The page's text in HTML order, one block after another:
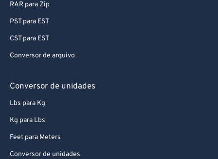
RAR para Zip
PST para EST
CST para EST
Conversor de arquivo
Conversor de unidades
Lbs para Kg
Kg para Lbs
Feet para Meters
Conversor de unidades